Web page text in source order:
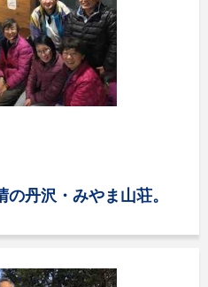
丹沢・みやま山荘。